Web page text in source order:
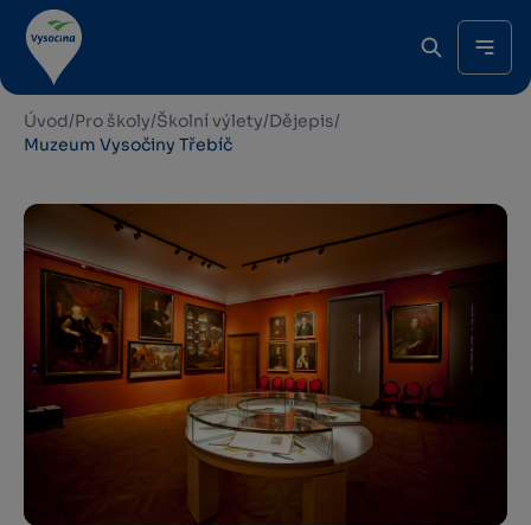
Úvod/Pro školy/Školní výlety/Dějepis/
Muzeum Vysočiny Třebíč